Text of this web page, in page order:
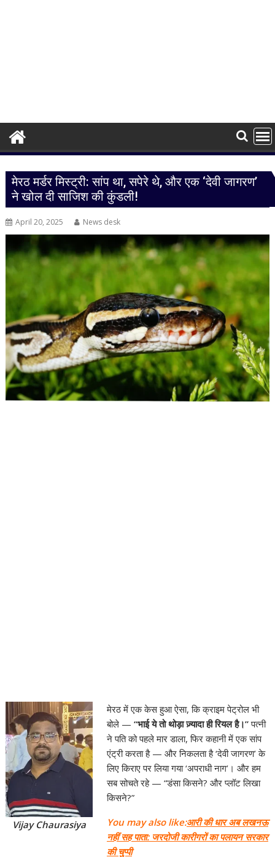
मेरठ मर्डर मिस्ट्री: सांप था, सपेरे थे, और एक ‘देवी जागरण’
ने खोल दी साजिश की कुंडली!
April 20, 2025 News desk
Vijay Chaurasiya
मेरठ में एक केस हुआ ऐसा, कि क्राइम पेट्रोल भी
बोले — “भाई ये तो थोड़ा ज़्यादा ही रियल है।”पत्नी
ने पति को पहले मार डाला, फिर कहानी में एक सांप
एंट्री करता है — और निकलता है ‘देवी जागरण’ के
लिए किराए पर लिया गया ‘अपराधी नाग’। और हम
सब सोचते रहे — “डंसा किसने? और प्लॉट लिखा
किसने?”
You may also like:आरी की धार अब लखनऊ
नहीं सह पाता: जरदोजी कारीगरों का पलायन सरकार
की चुप्पी